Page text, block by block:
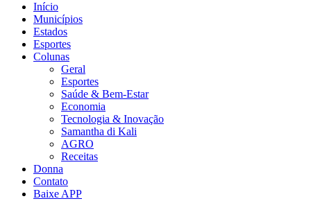
Início
Municípios
Estados
Esportes
Colunas
Geral
Esportes
Saúde & Bem-Estar
Economia
Tecnologia & Inovação
Samantha di Kali
AGRO
Receitas
Donna
Contato
Baixe APP